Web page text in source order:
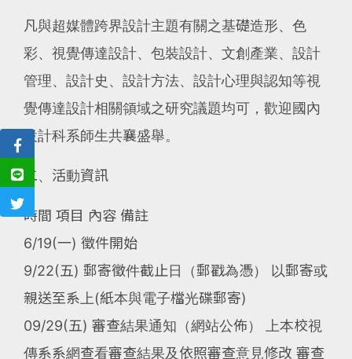
凡與超媒體跨界設計主題有關之基礎造形、色
彩、視覺傳達設計、包裝設計、文創產業、設計
管理、設計史、設計方法、設計心理與認知等視
覺傳達設計相關領域之研究議題均可，歡迎國內
設計科系師生共襄盛舉。
二、活動資訊
時間 項目 內容 備註
6/19(一) 徵件開始
9/22(五) 郵寄徵件截止日（郵戳為憑） 以郵寄或
親送至系上(紙本與電子檔光碟郵寄)
09/29(五) 審查結果通知（網站公佈） 上本校視
傳系系網查看審查結果及依照審查意見修改 審查